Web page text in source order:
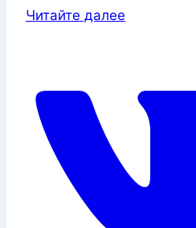
Читайте далее